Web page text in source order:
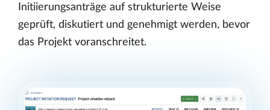
Initiierungsanträge auf strukturierte Weise
geprüft, diskutiert und genehmigt werden, bevor
das Projekt voranschreitet.